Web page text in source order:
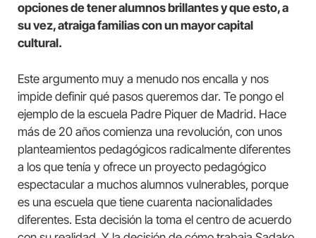
opciones de tener alumnos brillantes y que esto, a
su vez, atraiga familias con un mayor capital
cultural.
Este argumento muy a menudo nos encalla y nos
impide definir qué pasos queremos dar. Te pongo el
ejemplo de la escuela Padre Piquer de Madrid. Hace
más de 20 años comienza una revolución, con unos
planteamientos pedagógicos radicalmente diferentes
a los que tenía y ofrece un proyecto pedagógico
espectacular a muchos alumnos vulnerables, porque
es una escuela que tiene cuarenta nacionalidades
diferentes. Esta decisión la toma el centro de acuerdo